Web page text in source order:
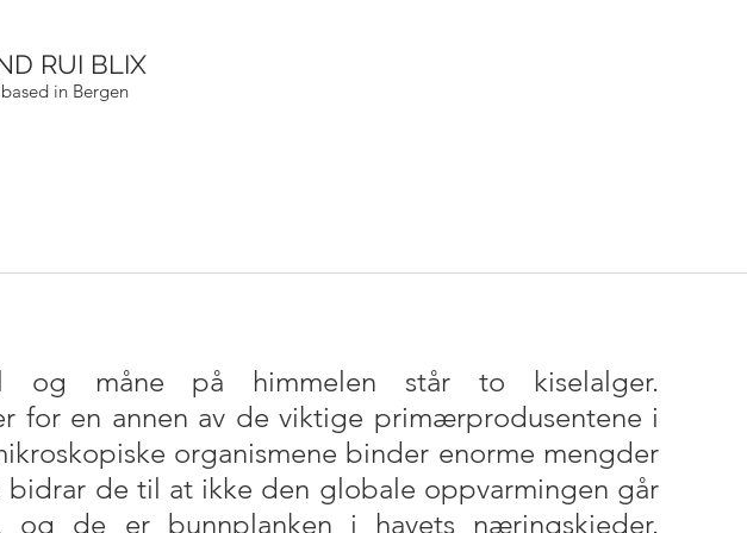
RUI BLIX
in Bergen
og måne på himmelen står to kiselalger.
for en annen av de viktige primærprodusentene i
organismene binder enorme mengder
bidrar de til at ikke den globale oppvarmingen går
og de er bunnplanken i havets næringskjeder.